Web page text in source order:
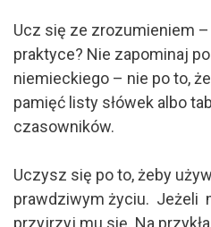
Ucz się ze zrozumieniem
praktyce? Nie zapominaj
niemieckiego – nie po to,
pamięć listy słówek albo
czasowników.
Uczysz się po to, żeby
prawdziwym życiu. Jeżeli
przyjrzyj mu się. Na